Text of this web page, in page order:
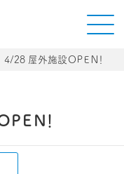
4/28 屋外施設ＯＰＥＮ！
ＥＮ！